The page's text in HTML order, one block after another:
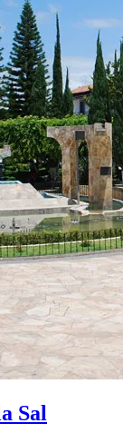
Sal